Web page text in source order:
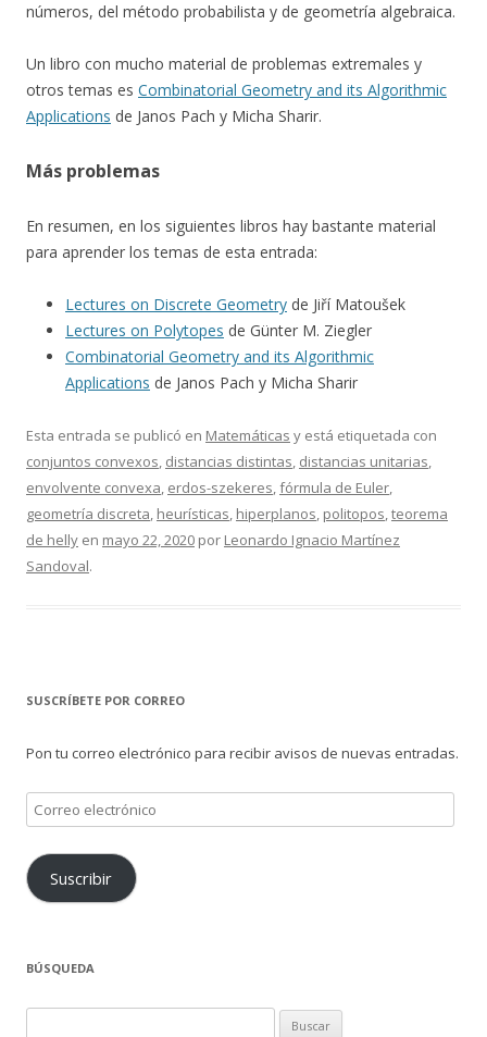
números, del método probabilista y de geometría algebraica.
Un libro con mucho material de problemas extremales y
otros temas es Combinatorial Geometry and its Algorithmic
Applications de Janos Pach y Micha Sharir.
Más problemas
En resumen, en los siguientes libros hay bastante material
para aprender los temas de esta entrada:
Lectures on Discrete Geometry de Jiří Matoušek
Lectures on Polytopes de Günter M. Ziegler
Combinatorial Geometry and its Algorithmic
Applications de Janos Pach y Micha Sharir
Esta entrada se publicó en Matemáticas y está etiquetada con
conjuntos convexos, distancias distintas, distancias unitarias,
envolvente convexa, erdos-szekeres,fórmula de Euler,
geometría discreta, heurísticas, hiperplanos, politopos,teorema
de helly en mayo 22, 2020 por Leonardo Ignacio Martínez
Sandoval.
SUSCRÍBETE POR CORREO
Pon tu correo electrónico para recibir avisos de nuevas entradas.
Correo
electrónico
Suscribir
BÚSQUEDA